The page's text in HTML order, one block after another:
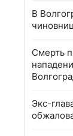
В
Смерть
Экс-